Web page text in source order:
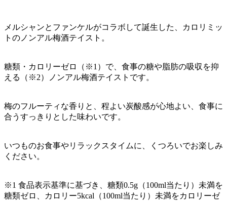
メルシャンとファンケルがコラボして誕生した、カロリミッ
トのノンアル梅酒テイスト。
糖類・カロリーゼロ（※1）で、食事の糖や脂肪の吸収を抑
える（※2）ノンアル梅酒テイストです。
梅のフルーティな香りと、程よい炭酸感が心地よい、食事に
合うすっきりとした味わいです。
いつものお食事やリラックスタイムに、くつろいでお楽しみ
ください。
※1 食品表示基準に基づき、糖類0.5g（100ml当たり）未満を
糖類ゼロ、カロリー5kcal（100ml当たり）未満をカロリーゼ